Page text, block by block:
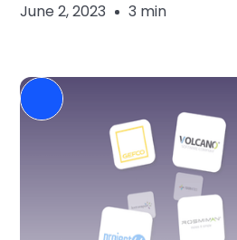
June 2, 2023 3 min